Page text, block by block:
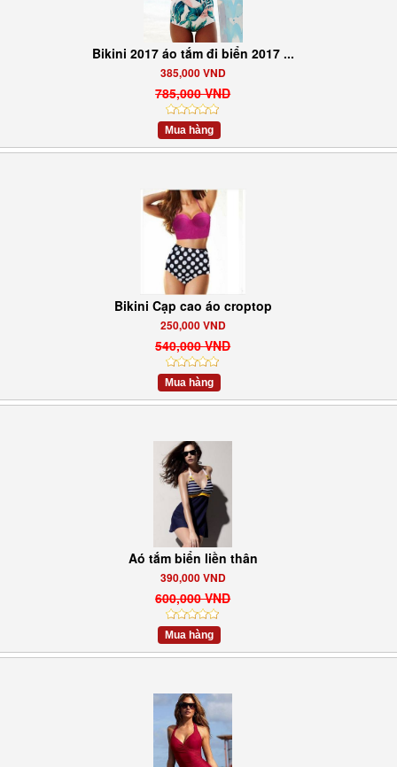
Bikini 2017 áo tắm đi biển 2017 ...
385,000 VND
785,000 VND
Mua hàng
Bikini Cạp cao áo croptop
250,000 VND
540,000 VND
Mua hàng
Aó tắm biển liền thân
390,000 VND
600,000 VND
Mua hàng